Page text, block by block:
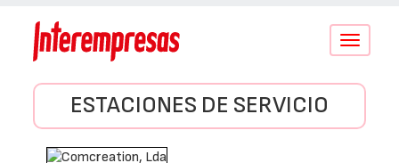
Conmutar
ESTACIONES DE SERVICIO